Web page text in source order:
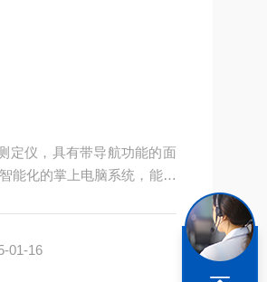
定仪，具有带导航功能的面
能化的掌上电脑系统，能实
01-16